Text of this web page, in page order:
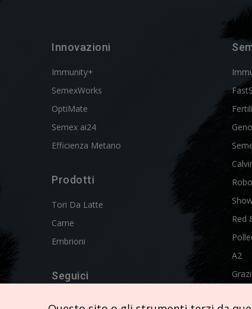
Innovazioni
Immunity+
SemexWorks
OptiMate
Semex ai24
Efficienza Metano
Prodotti
Tori Da Latte
Carne
Embrioni
Seguici
Red
A2